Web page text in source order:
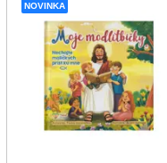
NOVINKA